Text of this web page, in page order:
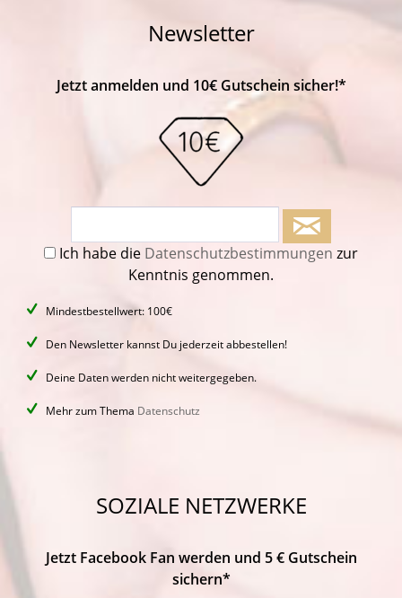
Newsletter
Jetzt anmelden und 10€ Gutschein sicher!*
Ich habe die Datenschutzbestimmungen zur
Kenntnis genommen.
Mindestbestellwert: 100€
Den Newsletter kannst Du jederzeit abbestellen!
Deine Daten werden nicht weitergegeben.
Mehr zum Thema Datenschutz
SOZIALE NETZWERKE
Jetzt Facebook Fan werden und 5 € Gutschein
sichern*